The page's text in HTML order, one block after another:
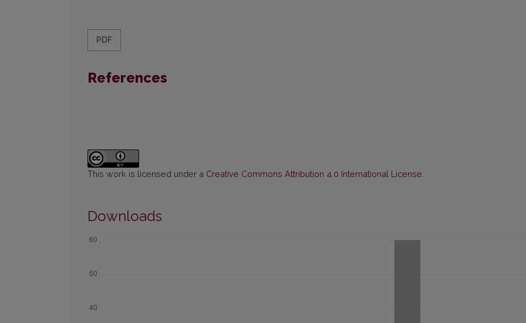
PDF
References
This work is licensed under a Creative Commons Attribution 4.0 International License
Downloads